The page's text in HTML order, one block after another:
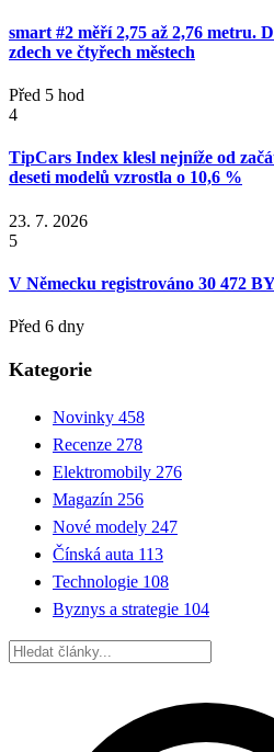
smart #2 měří 2,75 až 2,76 metru.
zdech ve čtyřech městech
Před 5 hod
4
TipCars Index klesl nejníže od
deseti modelů vzrostla o 10,6 %
23. 7. 2026
5
V Německu registrováno 30 472
Před 6 dny
Kategorie
Novinky 458
Recenze 278
Elektromobily 276
Magazín 256
Nové modely 247
Čínská auta 113
Technologie 108
Byznys a strategie 104
Hledat: